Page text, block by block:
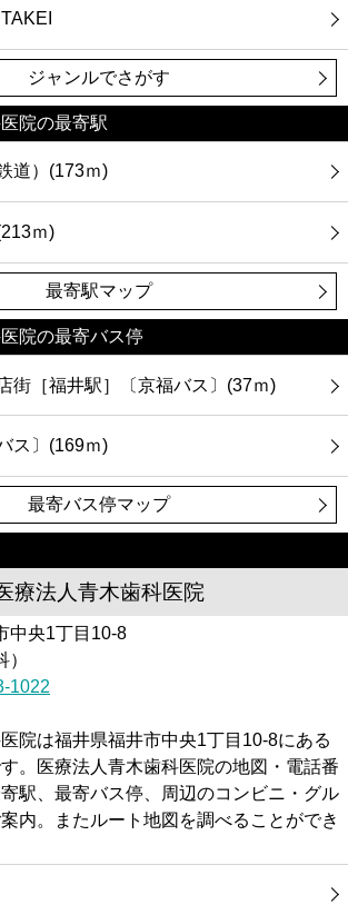
ジャンルでさがす
院の最寄駅
道）(173ｍ)
ｍ)
最寄駅マップ
院の最寄バス停
街［福井駅］〔京福バス〕(37ｍ)
ス〕(169ｍ)
最寄バス停マップ
療法人青木歯科医院
中央1丁目10-8
1022
院は福井県福井市中央1丁目10-8にある
。医療法人青木歯科医院の地図・電話番
駅、最寄バス停、周辺のコンビニ・グル
内。またルート地図を調べることができ